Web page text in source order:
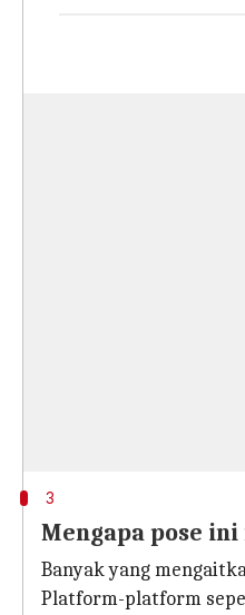
3
Mengapa pose
Banyak yang
Platform-platform